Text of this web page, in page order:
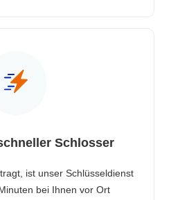
Schlosser
ist unser Schlüsseldienst
bei Ihnen vor Ort